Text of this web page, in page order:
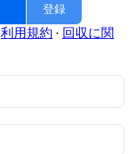
登録
利用規約 ∙ 回収に関